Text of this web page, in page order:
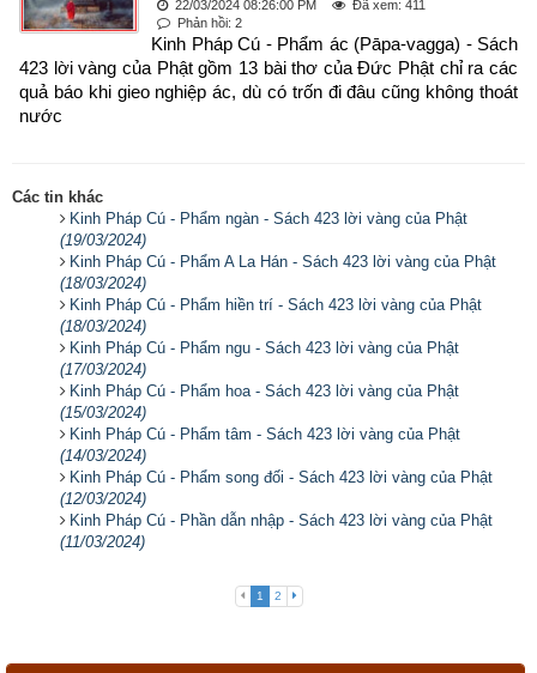
22/03/2024 08:26:00 PM
Đã xem: 411
Phản hồi: 2
Kinh Pháp Cú - Phẩm ác (Pāpa-vagga) - Sách
423 lời vàng của Phật gồm 13 bài thơ của Đức Phật chỉ ra các
quả báo khi gieo nghiệp ác, dù có trốn đi đâu cũng không thoát
nước
Các tin khác
Kinh Pháp Cú - Phẩm ngàn - Sách 423 lời vàng của Phật
(19/03/2024)
Kinh Pháp Cú - Phẩm A La Hán - Sách 423 lời vàng của Phật
(18/03/2024)
Kinh Pháp Cú - Phẩm hiền trí - Sách 423 lời vàng của Phật
(18/03/2024)
Kinh Pháp Cú - Phẩm ngu - Sách 423 lời vàng của Phật
(17/03/2024)
Kinh Pháp Cú - Phẩm hoa - Sách 423 lời vàng của Phật
(15/03/2024)
Kinh Pháp Cú - Phẩm tâm - Sách 423 lời vàng của Phật
(14/03/2024)
Kinh Pháp Cú - Phẩm song đối - Sách 423 lời vàng của Phật
(12/03/2024)
Kinh Pháp Cú - Phần dẫn nhập - Sách 423 lời vàng của Phật
(11/03/2024)
1 2